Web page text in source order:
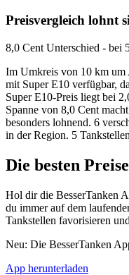
Preisvergleich lohnt
8,0 Cent Unterschied - bei
Im Umkreis von 10 km um
mit Super E10 verfügbar,
Super E10-Preis liegt bei
Spanne von 8,0 Cent
besonders lohnend. 6
in der Region. 5
Die besten
Hol dir die BesserTanken
du immer auf dem
Tankstellen favorisieren
Neu: Die BesserTanken
App herunterladen